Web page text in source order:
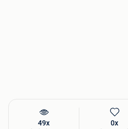
49x
0x